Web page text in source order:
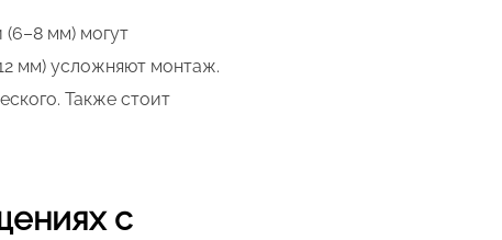
(6–8 мм) могут
мм) усложняют монтаж.
Также стоит
с